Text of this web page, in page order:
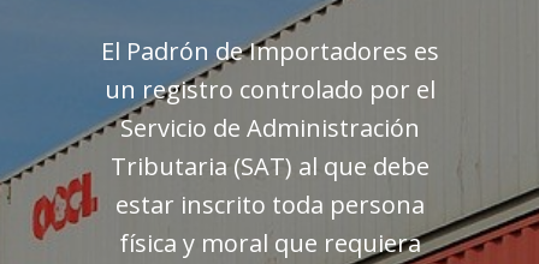
El Padrón de Importadores es
un registro controlado por el
Servicio de Administración
Tributaria (SAT) al que debe
estar inscrito toda persona
física y moral que requiera